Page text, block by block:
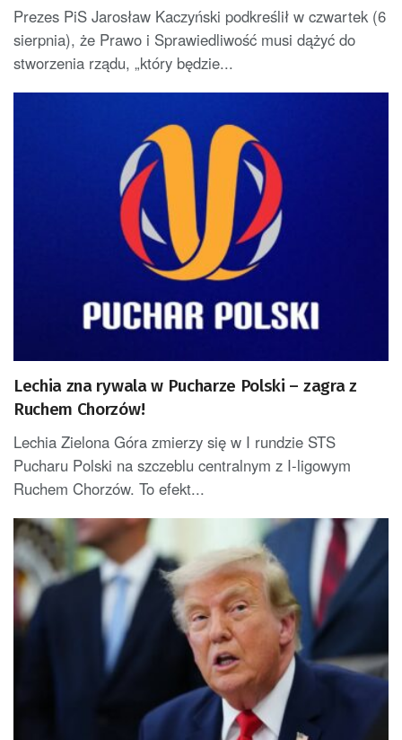
Prezes PiS Jarosław Kaczyński podkreślił w czwartek (6
sierpnia), że Prawo i Sprawiedliwość musi dążyć do
stworzenia rządu, „który będzie...
Lechia zna rywala w Pucharze Polski – zagra z
Ruchem Chorzów!
Lechia Zielona Góra zmierzy się w I rundzie STS
Pucharu Polski na szczeblu centralnym z I-ligowym
Ruchem Chorzów. To efekt...